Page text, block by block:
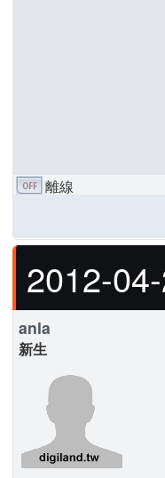
離線
2012-
anla
新生